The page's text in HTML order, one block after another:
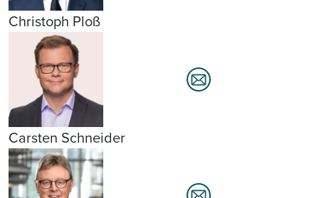
Christoph Ploß
Carsten Schneider